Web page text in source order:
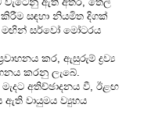
සඳහා නියමිත දිගක්
මඟින් සර්වෝ මෝටරය
කර, ඇසුරුම් ද්‍රව්‍ය
කරනු ලැබේ.
අතිච්ඡාදනය වී, ඊළඟ
ඇති වායුමය ව්‍යුහය